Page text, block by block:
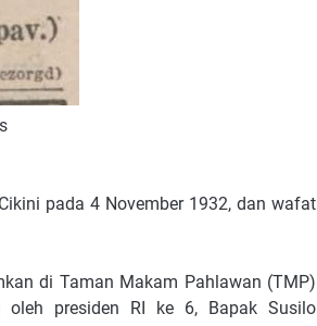
pada 4 November 1932, dan wafat
di Taman Makam Pahlawan (TMP)
oleh presiden RI ke 6, Bapak Susilo